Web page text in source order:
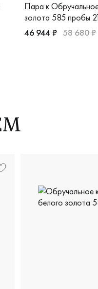
Пара к
золота 585 пробы
Женские,
46 944 ₽ 58 680 ₽